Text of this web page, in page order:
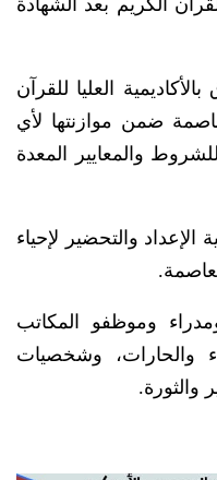
الكريم بعد الشهادة
العليا للقرآن
ضمن موازنتها لأي
والمعايير المعدة
والتحضير لإحياء
وموظفو المكاتب
والحارات، وشخصيات
والثورة.